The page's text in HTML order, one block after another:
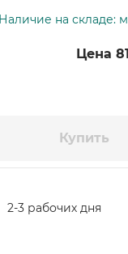
Наличие на складе:
Цена
Купить
2-3 рабочих дня